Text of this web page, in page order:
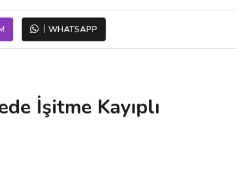
WHATSAPP
İşitme Kayıplı